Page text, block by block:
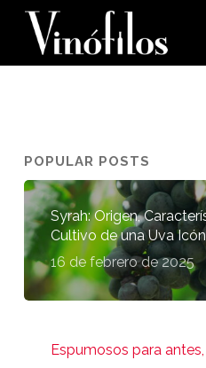
Skip
POPULAR POSTS
Syrah: Origen,
Cultivo de una Uva
16 de febrero de 2025
Espumosos para